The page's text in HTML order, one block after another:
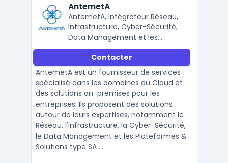
AntemetA
AntemetA, Intégrateur Réseau,
Infrastructure, Cyber-Sécurité,
Data Management et les
solutions SAP
Contacter
AntemetA est un fournisseur de services
spécialisé dans les domaines du Cloud et
des solutions on-premises pour les
entreprises. Ils proposent des solutions
autour de leurs expertises, notamment le
Réseau, l'Infrastructure, la Cyber-Sécurité,
le Data Management et les Plateformes &
Solutions type SA ...